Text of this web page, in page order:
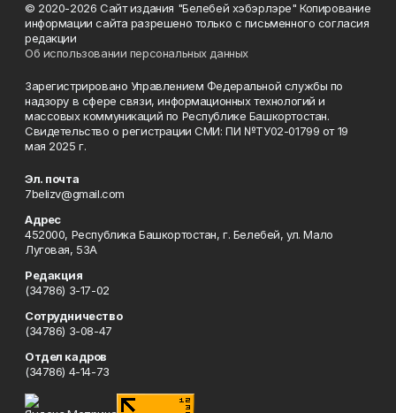
© 2020-2026 Сайт издания "Белебей хэбэрлэре" Копирование
информации сайта разрешено только с письменного согласия
редакции
Об использовании персональных данных
Зарегистрировано Управлением Федеральной службы по
надзору в сфере связи, информационных технологий и
массовых коммуникаций по Республике Башкортостан.
Свидетельство о регистрации СМИ: ПИ №ТУ02-01799 от 19
мая 2025 г.
Эл. почта
7belizv@gmail.com
Адрес
452000, Республика Башкортостан, г. Белебей, ул. Мало
Луговая, 53А
Редакция
(34786) 3-17-02
Сотрудничество
(34786) 3-08-47
Отдел кадров
(34786) 4-14-73